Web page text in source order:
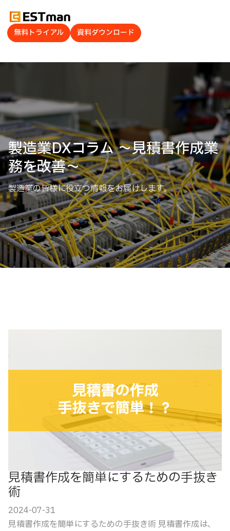
無料トライアル 資料ダウンロード
製造業DXコラム ～見積書作成業
務を改善～
製造業の皆様に役立つ情報をお届けします。
見積書作成を簡単にするための手抜き
術
2024-07-31
見積書作成を簡単にするための手抜き術 見積書作成は、